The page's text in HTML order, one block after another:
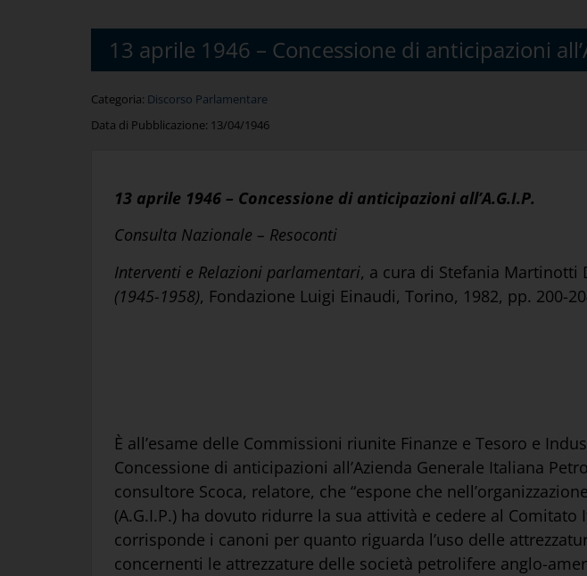
13 aprile 1946 – Concessione di anticipazioni
Categoria: Discorso Parlamentare
Data di Pubblicazione: 13/04/1946
13 aprile 1946 – Concessione di anticipazioni all’A.G.I.P.
Consulta Nazionale – Resoconti
Interventi e Relazioni parlamentari, a cura di Stefania Martinotti
(1945-1958), Fondazione Luigi Einaudi, Torino, 1982, pp. 200-
È all’esame delle Commissioni riunite Finanze e Tesoro e
Concessione di anticipazioni all’Azienda Generale Italiana
consultore Scoca, relatore, che “espone che
(A.G.I.P.) ha dovuto ridurre la sua attività e cedere al
corrisponde i canoni per quanto riguarda l’uso delle
concernenti le attrezzature delle società petrolifere anglo-